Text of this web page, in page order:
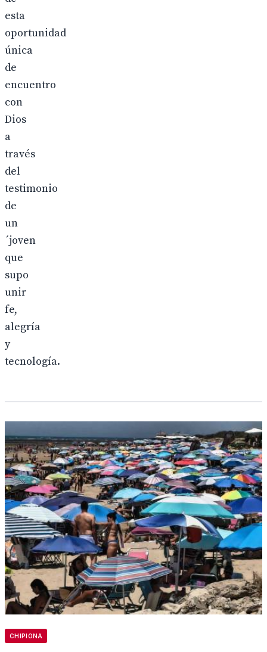
esta
oportunidad
única
de
encuentro
con
Dios
a
través
del
testimonio
de
un
´joven
que
supo
unir
fe,
alegría
y
tecnología.
CHIPIONA